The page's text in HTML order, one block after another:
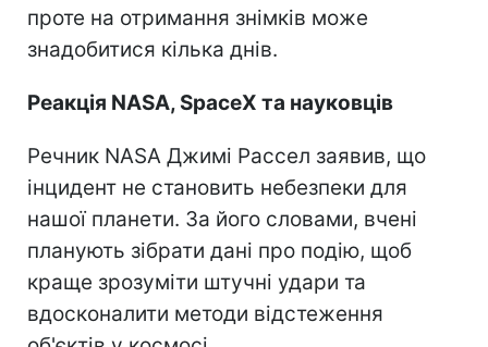
проте на отримання знімків може
знадобитися кілька днів.
Реакція NASA, SpaceX та науковців
Речник NASA Джимі Рассел заявив, що
інцидент не становить небезпеки для
нашої планети. За його словами, вчені
планують зібрати дані про подію, щоб
краще зрозуміти штучні удари та
вдосконалити методи відстеження